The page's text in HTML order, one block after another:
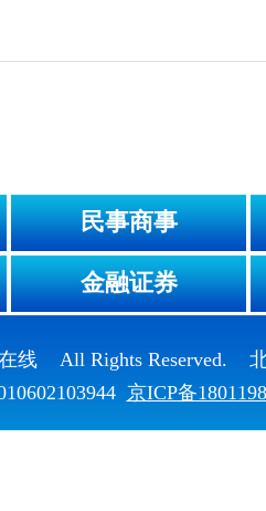
民事商事
金融证券
线 All Rights Reserved.
京ICP备